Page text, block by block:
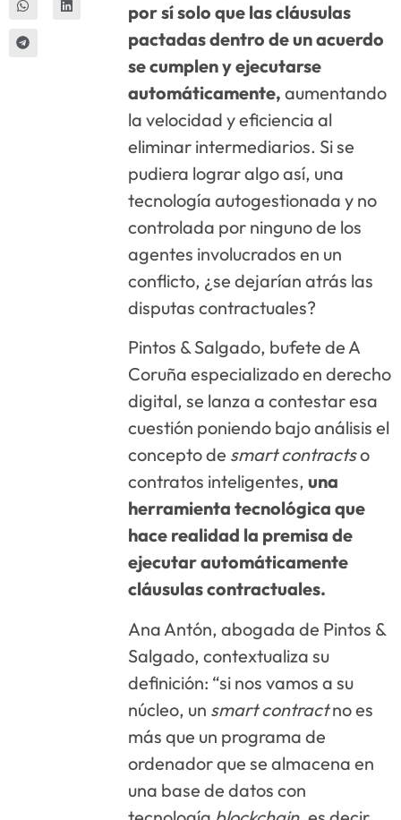
por sí solo que las cláusulas
pactadas dentro de un acuerdo
se cumplen y ejecutarse
automáticamente, aumentando
la velocidad y eficiencia al
eliminar intermediarios. Si se
pudiera lograr algo así, una
tecnología autogestionada y no
controlada por ninguno de los
agentes involucrados en un
conflicto, ¿se dejarían atrás las
disputas contractuales?
Pintos & Salgado, bufete de A
Coruña especializado en derecho
digital, se lanza a contestar esa
cuestión poniendo bajo análisis el
concepto de smart contractso
contratos inteligentes,una
herramienta tecnológica que
hace realidad la premisa de
ejecutar automáticamente
cláusulas contractuales.
Ana Antón, abogada de Pintos &
Salgado, contextualiza su
definición: “si nos vamos a su
núcleo, un smart contractno es
más que un programa de
ordenador que se almacena en
una base de datos con